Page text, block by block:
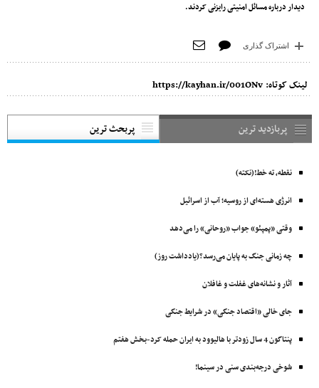
دیدار درباره مسائل امنیتی رایزنی کردند.
اشتراک گذاری
لینک کوتاه: https://kayhan.ir/001ONv
پربازدید ترین پربحث ترین
نقطه، ته خط!(نکته)
انرژی هسته‌ای از روسیه؛ آب از اسرائیل
وقتی «پمپئو» جواب «روحانی» را می‌دهد
چه زمانی جنگ به پایان می‌رسد؟(یادداشت روز)
آثار و نشانه‌های غفلت و غافلان
جای خالی «اقتصاد جنگی» در شرایط جنگی
پنتاگون 4 سال زودتر با ‌هالیوود به ایران حمله کرد-بخش هفتم
شوخی درجه‌بندی سنی در سینما!